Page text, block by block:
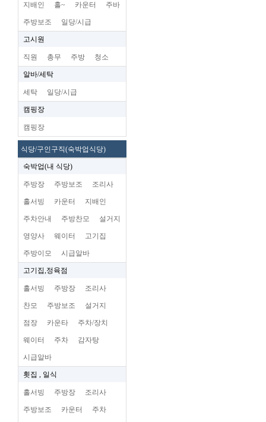
지배인 홀~ 카운터 주바
주방보조 일당/시급
고시원
직원 총무 주방 청소
알바/세탁
세탁 일당/시급
캠핑장
캠핑장
식당/구인구직(숙박업식당)
숙박업(내 식당)
주방장 주방보조 조리사
홀서빙 카운터 지배인
주차안내 주방찬모 설거지
영양사 웨이터 고기집
주방이모 시급알바
고기집,정육점
홀서빙 주방장 조리사
찬모 주방보조 설거지
점장 카운타 주차/장치
웨이터 주차 감자탕
시급알바
횟집 , 일식
홀서빙 주방장 조리사
주방보조 카운터 주차